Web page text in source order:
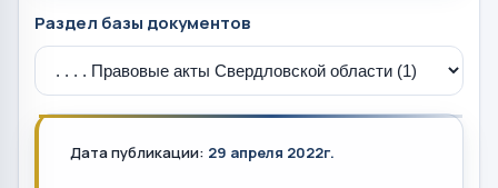
Раздел базы документов
Дата публикации: 29 апреля 2022г.